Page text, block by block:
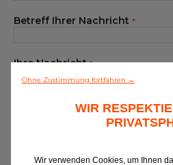
Dem Netz beitreten
Betreff Ihrer Nachricht *
Ihre Nachricht*
Ohne Zustimmung fortfahren →
WIR
Wir verwenden Cookies, um Ihnen